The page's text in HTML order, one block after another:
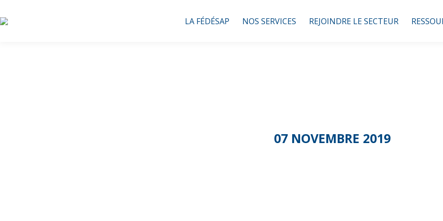
LA FÉDÉSAP NOS SERVICES REJOINDRE LE SECTEUR
07 NOVEMBRE 2019